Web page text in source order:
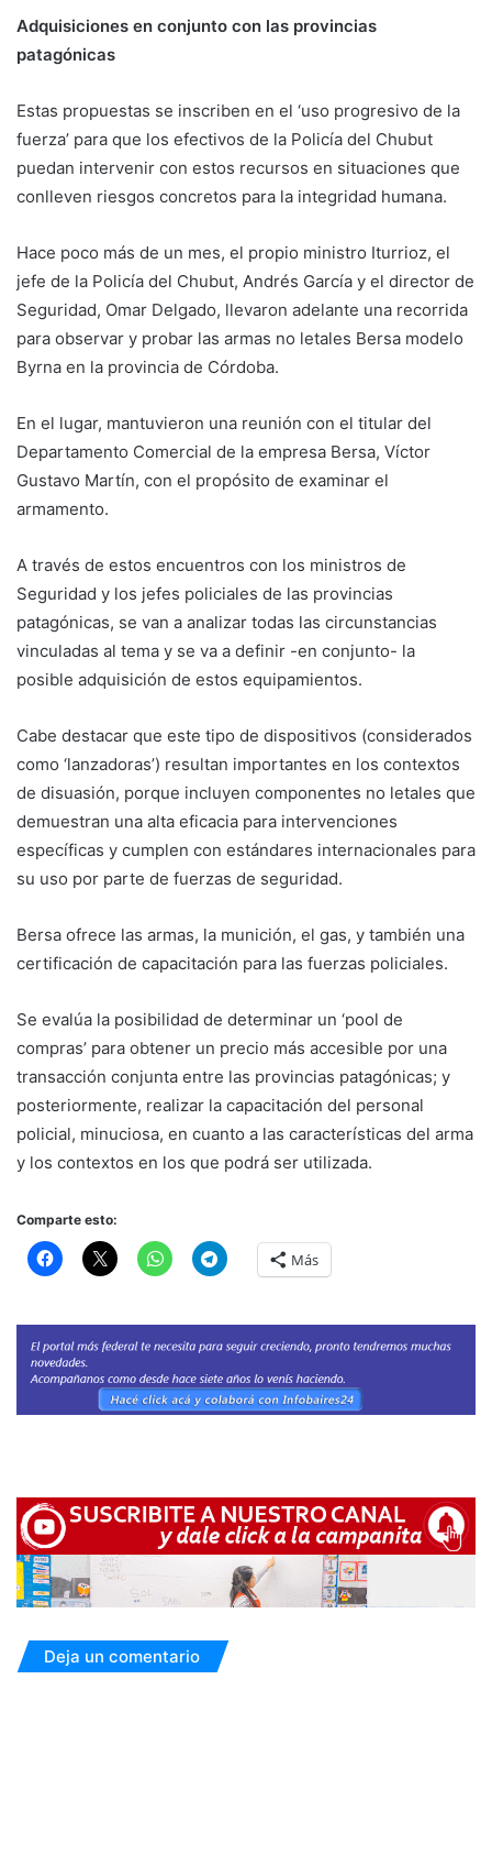
Adquisiciones en conjunto con las provincias
patagónicas
Estas propuestas se inscriben en el ‘uso progresivo de la
fuerza’ para que los efectivos de la Policía del Chubut
puedan intervenir con estos recursos en situaciones que
conlleven riesgos concretos para la integridad humana.
Hace poco más de un mes, el propio ministro Iturrioz, el
jefe de la Policía del Chubut, Andrés García y el director de
Seguridad, Omar Delgado, llevaron adelante una recorrida
para observar y probar las armas no letales Bersa modelo
Byrna en la provincia de Córdoba.
En el lugar, mantuvieron una reunión con el titular del
Departamento Comercial de la empresa Bersa, Víctor
Gustavo Martín, con el propósito de examinar el
armamento.
A través de estos encuentros con los ministros de
Seguridad y los jefes policiales de las provincias
patagónicas, se van a analizar todas las circunstancias
vinculadas al tema y se va a definir -en conjunto- la
posible adquisición de estos equipamientos.
Cabe destacar que este tipo de dispositivos (considerados
como ‘lanzadoras’) resultan importantes en los contextos
de disuasión, porque incluyen componentes no letales que
demuestran una alta eficacia para intervenciones
específicas y cumplen con estándares internacionales para
su uso por parte de fuerzas de seguridad.
Bersa ofrece las armas, la munición, el gas, y también una
certificación de capacitación para las fuerzas policiales.
Se evalúa la posibilidad de determinar un ‘pool de
compras’ para obtener un precio más accesible por una
transacción conjunta entre las provincias patagónicas; y
posteriormente, realizar la capacitación del personal
policial, minuciosa, en cuanto a las características del arma
y los contextos en los que podrá ser utilizada.
Comparte esto:
Más
Deja un comentario